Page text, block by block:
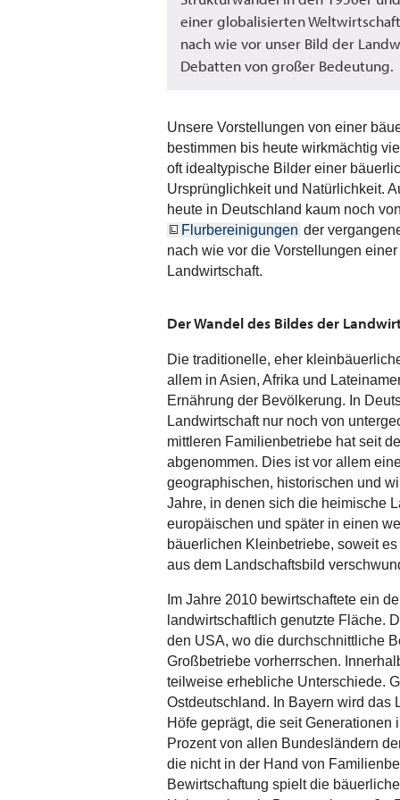
einer globalisierten
nach wie vor unser Bild der
Debatten von großer Bedeutung.
Unsere Vorstellungen von einer
bestimmen bis heute wirkmächtig
oft idealtypische Bilder einer
Ursprünglichkeit und Natürlichkeit.
heute in Deutschland kaum noch
Flurbereinigungen der
nach wie vor die Vorstellungen
Landwirtschaft.
Der Wandel des Bildes der
Die traditionelle, eher
allem in Asien, Afrika und
Ernährung der Bevölkerung. In
Landwirtschaft nur noch von
mittleren Familienbetriebe hat seit
abgenommen. Dies ist vor allem
geographischen, historischen und
Jahre, in denen sich die heimische
europäischen und später in einen
bäuerlichen Kleinbetriebe, soweit
aus dem Landschaftsbild
Im Jahre 2010 bewirtschaftete ein
landwirtschaftlich genutzte Fläche.
den USA, wo die durchschnittliche
Großbetriebe vorherrschen.
teilweise erhebliche Unterschiede.
Ostdeutschland. In Bayern wird das
Höfe geprägt, die seit
Prozent von allen Bundesländern
die nicht in der Hand von
Bewirtschaftung spielt die